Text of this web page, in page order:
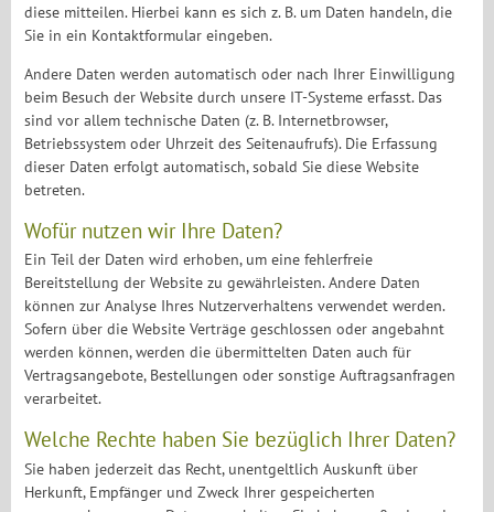
diese mitteilen. Hierbei kann es sich z. B. um Daten handeln, die
Sie in ein Kontaktformular eingeben.
Andere Daten werden automatisch oder nach Ihrer Einwilligung
beim Besuch der Website durch unsere IT-Systeme erfasst. Das
sind vor allem technische Daten (z. B. Internetbrowser,
Betriebssystem oder Uhrzeit des Seitenaufrufs). Die Erfassung
dieser Daten erfolgt automatisch, sobald Sie diese Website
betreten.
Wofür nutzen wir Ihre Daten?
Ein Teil der Daten wird erhoben, um eine fehlerfreie
Bereitstellung der Website zu gewährleisten. Andere Daten
können zur Analyse Ihres Nutzerverhaltens verwendet werden.
Sofern über die Website Verträge geschlossen oder angebahnt
werden können, werden die übermittelten Daten auch für
Vertragsangebote, Bestellungen oder sonstige Auftragsanfragen
verarbeitet.
Welche Rechte haben Sie bezüglich Ihrer Daten?
Sie haben jederzeit das Recht, unentgeltlich Auskunft über
Herkunft, Empfänger und Zweck Ihrer gespeicherten